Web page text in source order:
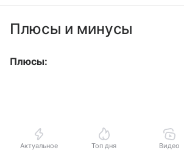
Плюсы и минусы
Плюсы:
Актуальное Топ дня Видео